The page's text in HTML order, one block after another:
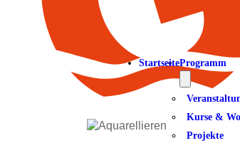
StartseiteProgramm
Kurse &
Projekte